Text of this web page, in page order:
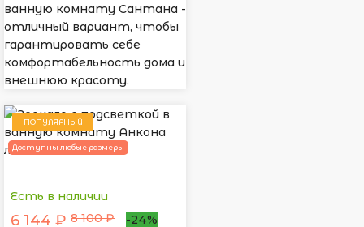
ванную комнату Сантана -
отличный вариант, чтобы
гарантировать себе
комфортабельность дома и
внешнюю красоту.
ПОПУЛЯРНЫЙ
Доступны любые размеры
Есть в наличии
6 144 ₽ 8 100 ₽
-24%